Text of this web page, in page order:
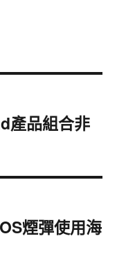
產品組合非
煙彈使用海